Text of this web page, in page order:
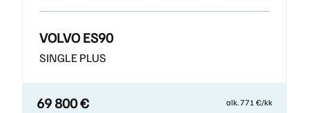
VOLVO ES90
SINGLE PLUS
69 800 € alk. 771 €/kk